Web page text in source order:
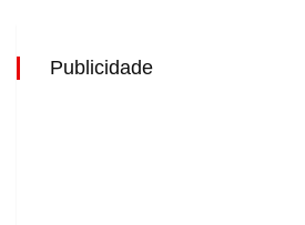
Publicidade